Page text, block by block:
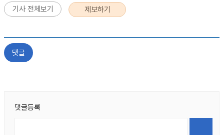
기사 전체보기 제보하기
댓글
댓글등록